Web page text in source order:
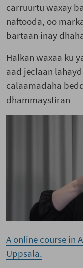
carruurtu waxay
naftooda, oo
bartaan inay
Halkan waxaa ku
aad jeclaan
calaamadaha
dhammaystiran
A online course in
Uppsala.